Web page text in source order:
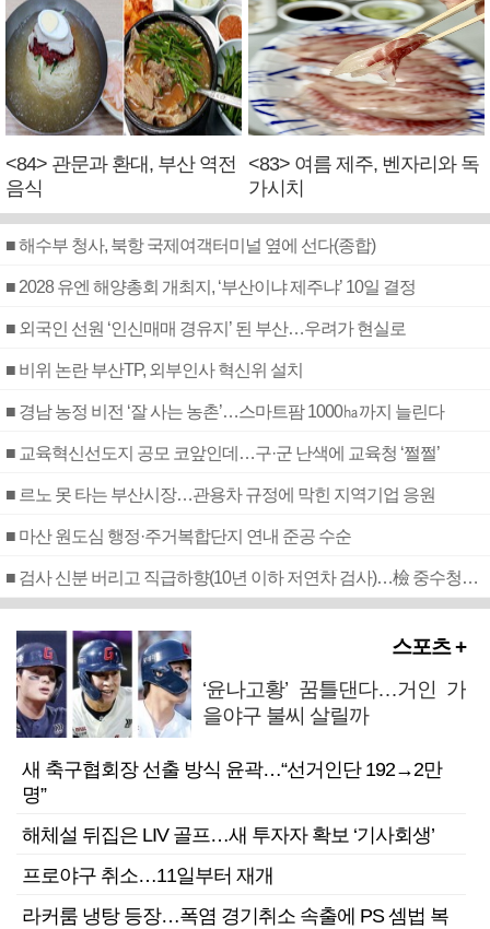
<84> 관문과 환대, 부산 역전
음식
<83> 여름 제주, 벤자리와 독
가시치
■ 해수부 청사, 북항 국제여객터미널 옆에 선다(종합)
■ 2028 유엔 해양총회 개최지, ‘부산이냐 제주냐’ 10일 결정
■ 외국인 선원 ‘인신매매 경유지’ 된 부산…우려가 현실로
■ 비위 논란 부산TP, 외부인사 혁신위 설치
■ 경남 농정 비전 ‘잘 사는 농촌’…스마트팜 1000㏊까지 늘린다
■ 교육혁신선도지 공모 코앞인데…구·군 난색에 교육청 ‘쩔쩔’
■ 르노 못 타는 부산시장…관용차 규정에 막힌 지역기업 응원
■ 마산 원도심 행정·주거복합단지 연내 준공 수순
■ 검사 신분 버리고 직급하향(10년 이하 저연차 검사)…檢 중수청행 기피
스포츠 +
‘윤나고황’ 꿈틀댄다…거인 가
을야구 불씨 살릴까
새 축구협회장 선출 방식 윤곽…“선거인단 192→2만
명”
해체설 뒤집은 LIV 골프…새 투자자 확보 ‘기사회생’
프로야구 취소…11일부터 재개
라커룸 냉탕 등장…폭염 경기취소 속출에 PS 셈법 복